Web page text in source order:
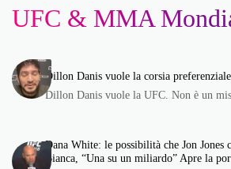
UFC & MMA
Dillon Danis vuole la corsia
Dillon Danis vuole la UFC. Non è un
Dana White: le possibilità che Jon Jones
Bianca, “Una su un miliardo” Apre la